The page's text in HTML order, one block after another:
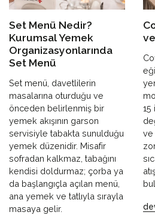
Set Menü Nedir?
Kurumsal Yemek
Organizasyonlarında
Set Menü
Set menü, davetlilerin
masalarına oturduğu ve
önceden belirlenmiş bir
yemek akışının garson
servisiyle tabakta sunulduğu
yemek düzenidir. Misafir
sofradan kalkmaz, tabağını
kendisi doldurmaz; çorba ya
da başlangıçla açılan menü,
ana yemek ve tatlıyla sırayla
masaya gelir.
15
ve